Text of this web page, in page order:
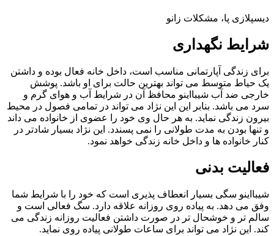
دیسپلازی پا، مشکلات زانو
شرایط نگهداری
برای زندگی آپارتمانی مناسب است، داخل خانه فعال بوده و داشتن
یک حیاط متوسط می تواند بهترین حالت برای او باشد. پوشش
خارجی ضد آب شیبااینو محافظ آن در شرایط آب و هوای گرم و
سرد می باشد. بنابر این این نژاد می تواند در تمامی فصول در محیط
بیرون زندگی نماید. به هر حال وی خود را عضوی از خانواده می داند
و تنها بودن به مدت طولانی را نمی پسندد. این نژاد بسیار شادتر در
کنار خانواده ها و داخل خانه زندگی خواهد نمود.
فعالیت بدنی
شیبااینو سگی بسیار انعطاف پذیری است که خود را با شرایط شما
وفق می دهد. به پیاده روی روزانه علاقه دارد. سگ فعالی است و
سالم تر و خوشحال تر در صورت داشتن فعالیت روزانه زندگی می
کند. این نژاد می تواند برای ساعات طولانی پیاده روی نماید.